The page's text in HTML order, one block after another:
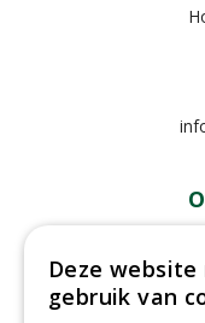
Deze
gebruik van